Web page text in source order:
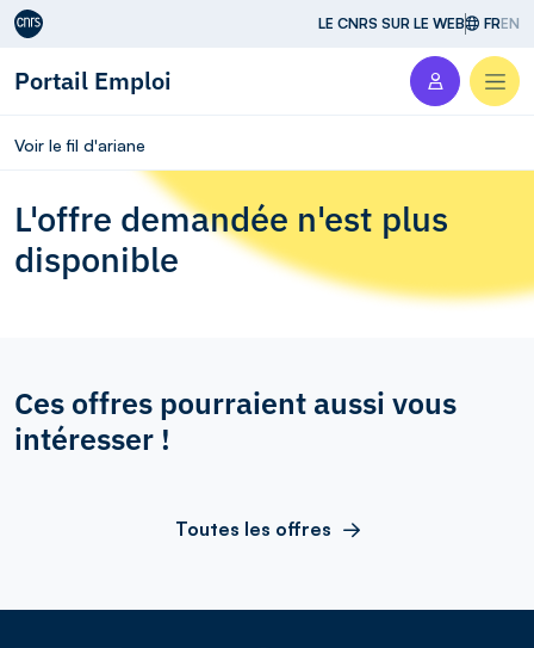
Aller au contenu LE CNRS SUR LE WEB FREN
Portail Emploi
Voir le fil d'ariane
L'offre demandée n'est plus
disponible
Ces offres pourraient aussi vous
intéresser !
Toutes les offres